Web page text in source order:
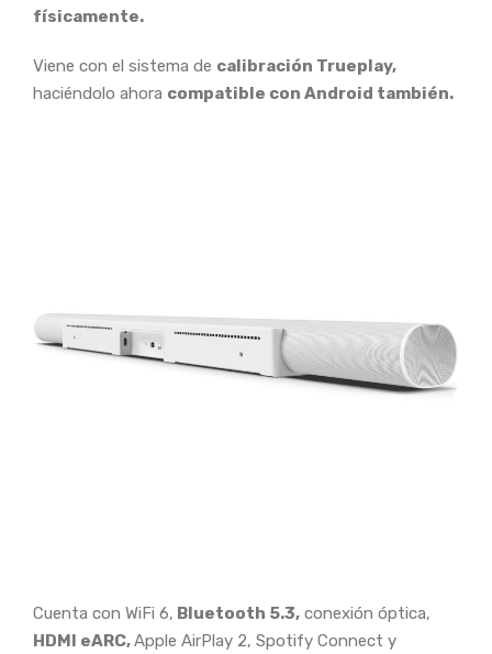
físicamente.
Viene con el sistema de calibración Trueplay,
haciéndolo ahora compatible con Android también.
Cuenta con WiFi 6, Bluetooth 5.3, conexión óptica,
HDMI eARC,Apple AirPlay 2, Spotify Connect y